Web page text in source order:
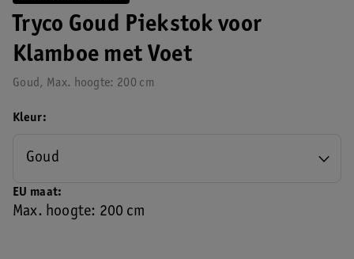
Tryco Goud Piekstok voor
Klamboe met Voet
Goud, Max. hoogte: 200 cm
EU maat
Max. hoogte: 200 cm
Kleur
Goud